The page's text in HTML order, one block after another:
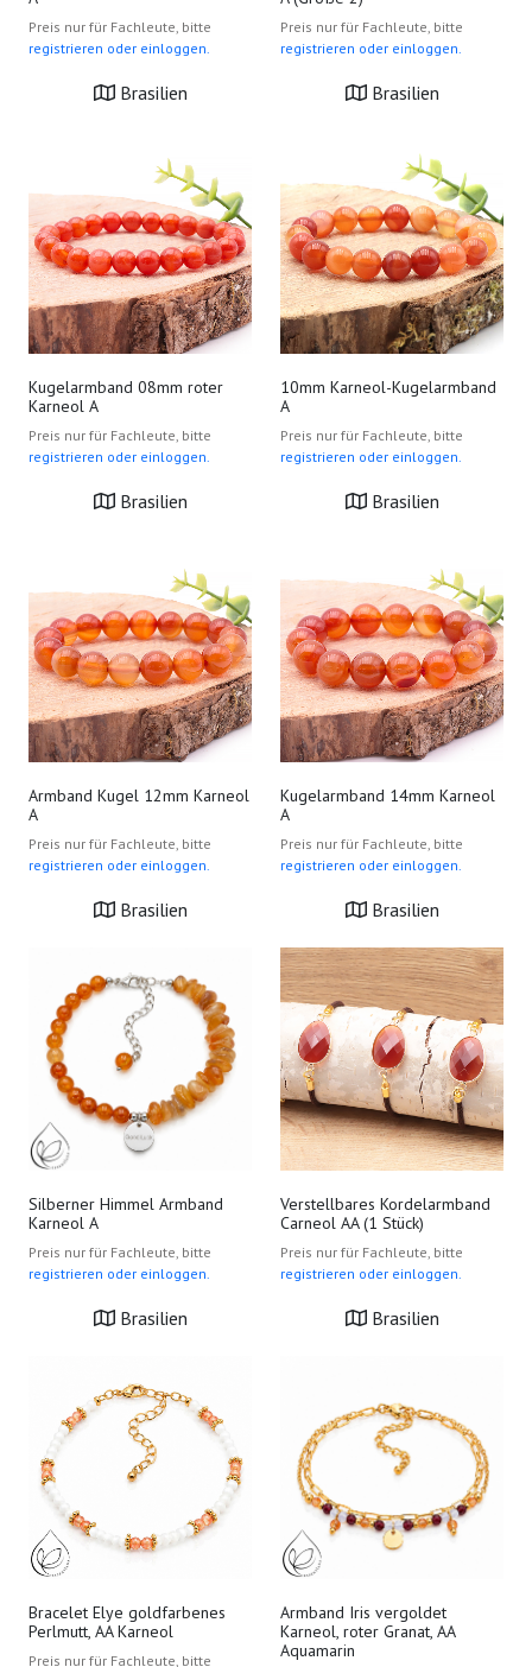
Preis nur für Fachleute, bitte
registrieren oder einloggen.
Brasilien
Preis nur für Fachleute, bitte
registrieren oder einloggen.
Brasilien
Kugelarmband 08mm roter
Karneol A
Preis nur für Fachleute, bitte
registrieren oder einloggen.
Brasilien
10mm Karneol-Kugelarmband
A
Preis nur für Fachleute, bitte
registrieren oder einloggen.
Brasilien
Armband Kugel 12mm Karneol
A
Preis nur für Fachleute, bitte
registrieren oder einloggen.
Brasilien
Kugelarmband 14mm Karneol
A
Preis nur für Fachleute, bitte
registrieren oder einloggen.
Brasilien
Silberner Himmel Armband
Karneol A
Preis nur für Fachleute, bitte
registrieren oder einloggen.
Brasilien
Verstellbares Kordelarmband
Carneol AA (1 Stück)
Preis nur für Fachleute, bitte
registrieren oder einloggen.
Brasilien
Bracelet Elye goldfarbenes
Perlmutt, AA Karneol
Preis nur für Fachleute, bitte
Armband Iris vergoldet
Karneol, roter Granat, AA
Aquamarin